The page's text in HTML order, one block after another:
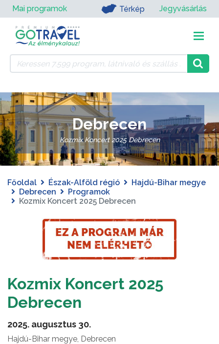
Mai programok Térkép Jegyvásárlás
Debrecen
Kozmix Koncert 2025 Debrecen
Főoldal Észak-Alföld régió
Hajdú-Bihar megye
Debrecen
Programok
Kozmix Koncert 2025 Debrecen
Kozmix Koncert 2025
Debrecen
2025. augusztus 30.
Hajdú-Bihar megye, Debrecen